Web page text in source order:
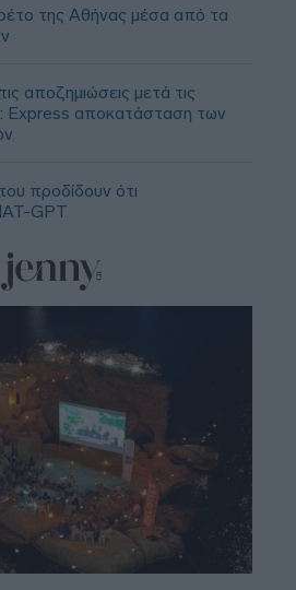
της Αθήνας μέσα από τα
αποζημιώσεις μετά τις
Express αποκατάσταση των
προδίδουν ότι
GPT